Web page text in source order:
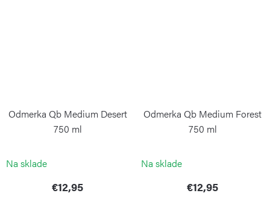
Odmerka Qb Medium Desert
750 ml
Na sklade
€12,95
Odmerka Qb Medium Forest
750 ml
Na sklade
€12,95